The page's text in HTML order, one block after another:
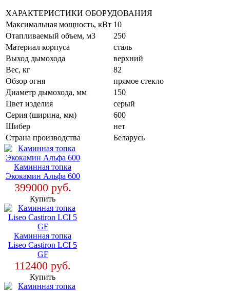
ХАРАКТЕРИСТИКИ ОБОРУДОВАНИЯ
Максимальная мощность, кВт 10
Отапливаемый объем, м3
250
Материал корпуса
сталь
Выход дымохода
верхний
Вес, кг
82
Обзор огня
прямое стекло
Диаметр дымохода, мм
150
Цвет изделия
серый
Серия (ширина, мм)
600
Шибер
нет
Страна производства
Беларусь
Каминная топка
Экокамин Альфа 600
399000 руб.
Купить
Каминная топка
Liseo Castiron LCI 5
GF
112400 руб.
Купить